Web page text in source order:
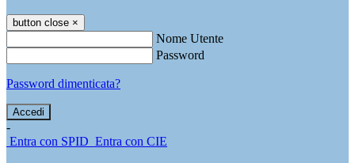
button close ×
Nome Utente
Password
Password dimenticata?
-
Entra con SPID Entra con CIE